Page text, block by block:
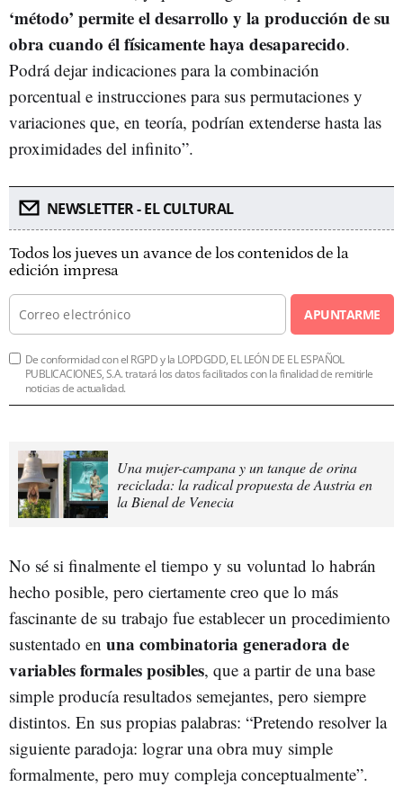
‘método’ permite el desarrollo y la producción de su
obra cuando él físicamente haya desaparecido.
Podrá dejar indicaciones para la combinación
porcentual e instrucciones para sus permutaciones y
variaciones que, en teoría, podrían extenderse hasta las
proximidades del infinito”.
NEWSLETTER - EL CULTURAL
Todos los jueves un avance de los contenidos de la
edición impresa
APUNTARME
De conformidad con el RGPD y la LOPDGDD, EL LEÓN DE EL ESPAÑOL
PUBLICACIONES, S.A. tratará los datos facilitados con la finalidad de remitirle
noticias de actualidad.
Una mujer-campana y un tanque de orina
reciclada: la radical propuesta de Austria en
la Bienal de Venecia
No sé si finalmente el tiempo y su voluntad lo habrán
hecho posible, pero ciertamente creo que lo más
fascinante de su trabajo fue establecer un procedimiento
sustentado en una combinatoria generadora de
variables formales posibles, que a partir de una base
simple producía resultados semejantes, pero siempre
distintos. En sus propias palabras: “Pretendo resolver la
siguiente paradoja: lograr una obra muy simple
formalmente, pero muy compleja conceptualmente”.